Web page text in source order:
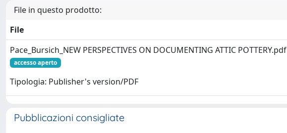
File in questo prodotto:
File
Pace_Bursich_NEW PERSPECTIVES ON DOCUMENTING ATTIC POTTERY.pdf
accesso aperto
Tipologia: Publisher's version/PDF
Pubblicazioni consigliate